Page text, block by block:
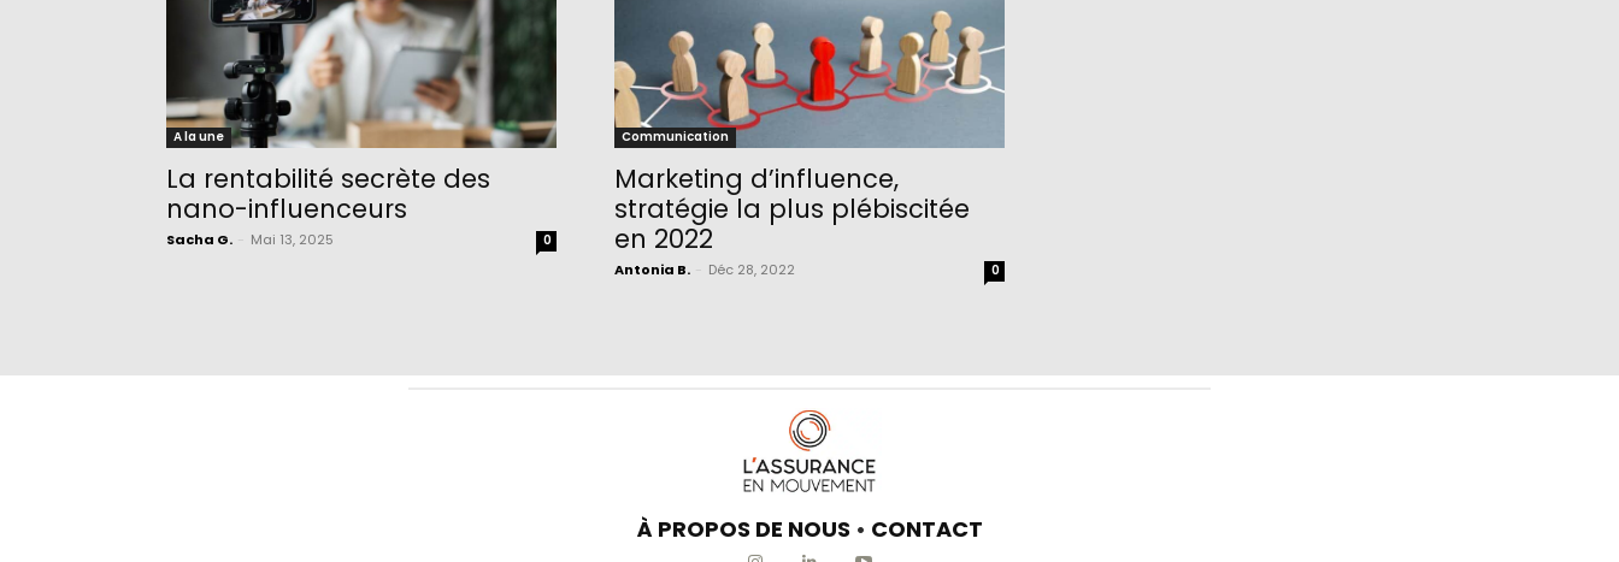
A la une
La rentabilité secrète des
nano-influenceurs
Sacha G. Mai 13, 2025 0
Communication
Marketing d’influence,
stratégie la plus plébiscitée
en 2022
Antonia B. Déc 28, 2022 0
À PROPOS DE NOUS • CONTACT